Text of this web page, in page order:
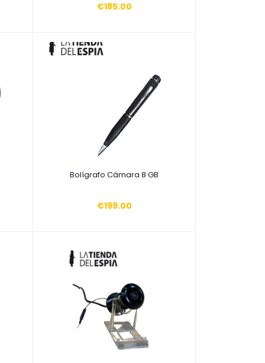
€185.00
Añadir a la cesta
Bolígrafo Cámara 8 GB
€199.00